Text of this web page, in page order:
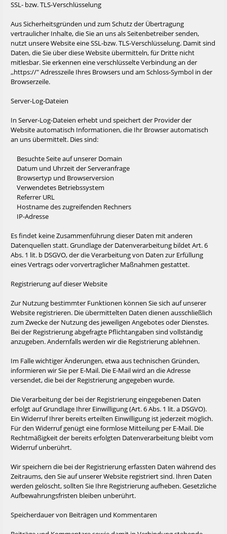
SSL- bzw. TLS-Verschlüsselung
Aus Sicherheitsgründen und zum Schutz der Übertragung
vertraulicher Inhalte, die Sie an uns als Seitenbetreiber senden,
nutzt unsere Website eine SSL-bzw. TLS-Verschlüsselung. Damit sind
Daten, die Sie über diese Website übermitteln, für Dritte nicht
mitlesbar. Sie erkennen eine verschlüsselte Verbindung an der
,,https://" Adresszeile Ihres Browsers und am Schloss-Symbol in der
Browserzeile.
Server-Log-Dateien
In Server-Log-Dateien erhebt und speichert der Provider der
Website automatisch Informationen, die Ihr Browser automatisch
an uns übermittelt. Dies sind:
Besuchte Seite auf unserer Domain
Datum und Uhrzeit der Serveranfrage
Browsertyp und Browserversion
Verwendetes Betriebssystem
Referrer URL
Hostname des zugreifenden Rechners
IP-Adresse
Es findet keine Zusammenführung dieser Daten mit anderen
Datenquellen statt. Grundlage der Datenverarbeitung bildet Art. 6
Abs. 1 lit. b DSGVO, der die Verarbeitung von Daten zur Erfüllung
eines Vertrags oder vorvertraglicher Maßnahmen gestattet.
Registrierung auf dieser Website
Zur Nutzung bestimmter Funktionen können Sie sich auf unserer
Website registrieren. Die übermittelten Daten dienen ausschließlich
zum Zwecke der Nutzung des jeweiligen Angebotes oder Dienstes.
Bei der Registrierung abgefragte Pflichtangaben sind vollständig
anzugeben. Andernfalls werden wir die Registrierung ablehnen.
Im Falle wichtiger Änderungen, etwa aus technischen Gründen,
informieren wir Sie per E-Mail. Die E-Mail wird an die Adresse
versendet, die bei der Registrierung angegeben wurde.
Die Verarbeitung der bei der Registrierung eingegebenen Daten
erfolgt auf Grundlage Ihrer Einwilligung (Art. 6 Abs. 1 lit. a DSGVO).
Ein Widerruf Ihrer bereits erteilten Einwilligung ist jederzeit möglich.
Für den Widerruf genügt eine formlose Mitteilung per E-Mail. Die
Rechtmäßigkeit der bereits erfolgten Datenverarbeitung bleibt vom
Widerruf unberührt.
Wir speichern die bei der Registrierung erfassten Daten während des
Zeitraums, den Sie auf unserer Website registriert sind. Ihren Daten
werden gelöscht, sollten Sie Ihre Registrierung aufheben. Gesetzliche
Aufbewahrungsfristen bleiben unberührt.
Speicherdauer von Beiträgen und Kommentaren